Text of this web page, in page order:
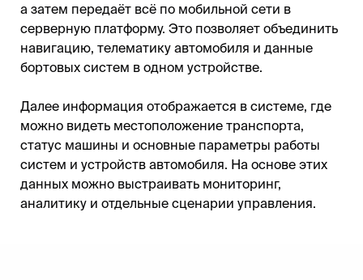
а затем передаёт всё по мобильной сети в
серверную платформу. Это позволяет объединить
навигацию, телематику автомобиля и данные
бортовых систем в одном устройстве.
Далее информация отображается в системе, где
можно видеть местоположение транспорта,
статус машины и основные параметры работы
систем и устройств автомобиля. На основе этих
данных можно выстраивать мониторинг,
аналитику и отдельные сценарии управления.